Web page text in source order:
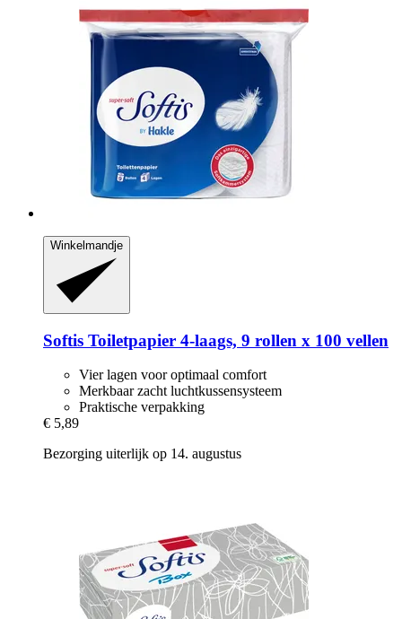
Winkelmandje
Softis Toiletpapier 4-​laags, 9 rollen x 100 vellen
Vier lagen voor optimaal comfort
Merkbaar zacht luchtkussensysteem
Praktische verpakking
€ 5,89
Bezorging uiterlijk op 14. augustus